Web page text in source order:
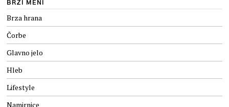
BRZI MENI
Brza hrana
Čorbe
Glavno jelo
Hleb
Lifestyle
Namirnice